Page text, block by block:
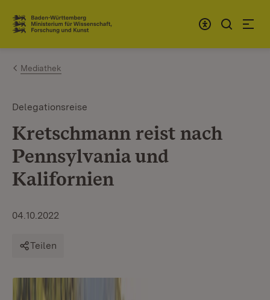
Zum Inhalt springen
Link zur Startseite
Mediathek
Delegationsreise
Kretschmann reist nach
Pennsylvania und
Kalifornien
04.10.2022
Teilen